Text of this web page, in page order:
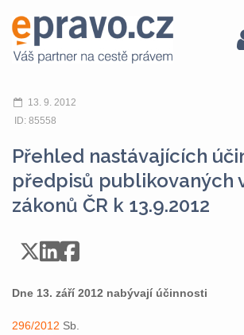
13. 9. 2012
ID: 85558
Přehled nastávajících
předpisů publikovaných
zákonů ČR k 13.9.2012
Dne 13. září 2012 nabývají účinnosti
296/2012 Sb.